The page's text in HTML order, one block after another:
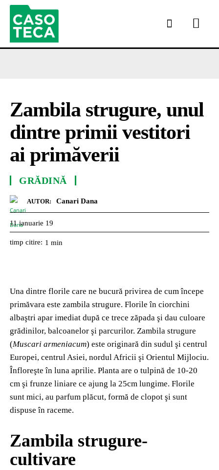
Zambila strugure, unul
dintre primii vestitori
ai primăverii
GRĂDINĂ
AUTOR: Canari Dana
11 ianuarie 19
timp citire: 1 min
Una dintre florile care ne bucură privirea de cum începe
primăvara este zambila strugure. Florile în ciorchini
albaştri apar imediat după ce trece zăpada şi dau culoare
grădinilor, balcoanelor şi parcurilor. Zambila strugure
(Muscari armeniacum) este originară din sudul şi centrul
Europei, centrul Asiei, nordul Africii şi Orientul Mijlociu.
Înfloreşte în luna aprilie. Planta are o tulpină de 10-20
cm şi frunze liniare ce ajung la 25cm lungime. Florile
sunt mici, au parfum plăcut, formă de clopot şi sunt
dispuse în raceme.
Zambila strugure-
cultivare